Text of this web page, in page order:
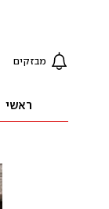
מבזקים
ראשי